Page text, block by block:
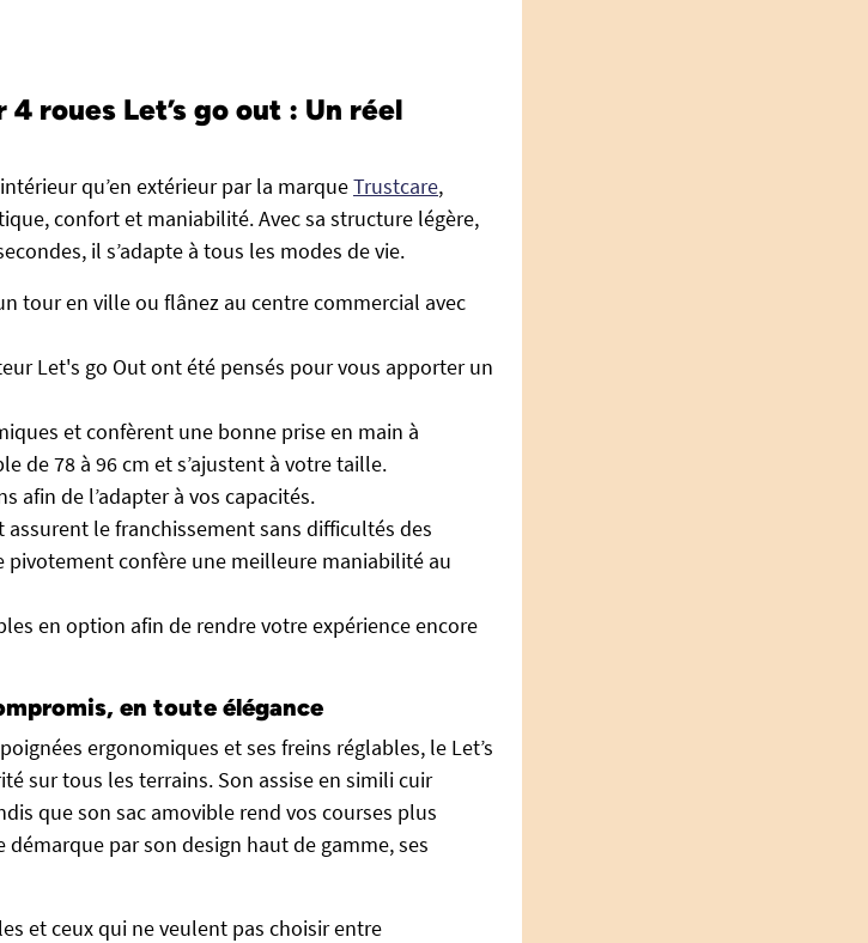
roues Let’s go out : Un réel
qu’en extérieur par la marqueTrustcare,
confort et maniabilité. Avec sa structure légère,
il s’adapte à tous les modes de vie.
tour en ville ou flânez au centre commercial avec
Let's go Out ont été pensés pour vous apporter un
et confèrent une bonne prise en main à
de 78 à 96 cm et s’ajustent à votre taille.
afin de l’adapter à vos capacités.
le franchissement sans difficultés des
confère une meilleure maniabilité au
en option afin de rendre votre expérience encore
en toute élégance
ergonomiques et ses freins réglables, le Let’s
sur tous les terrains. Son assise en simili cuir
que son sac amovible rend vos courses plus
par son design haut de gamme, ses
et ceux qui ne veulent pas choisir entre